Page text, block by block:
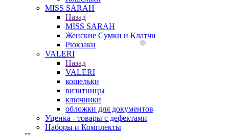
MISS SARAH
Назад
MISS SARAH
Женские Сумки и Клатчи
Рюкзаки
VALERI
Назад
VALERI
кошельки
визитницы
ключники
обложки для документов
Уценка - товары с дефектами
Наборы и Комплекты